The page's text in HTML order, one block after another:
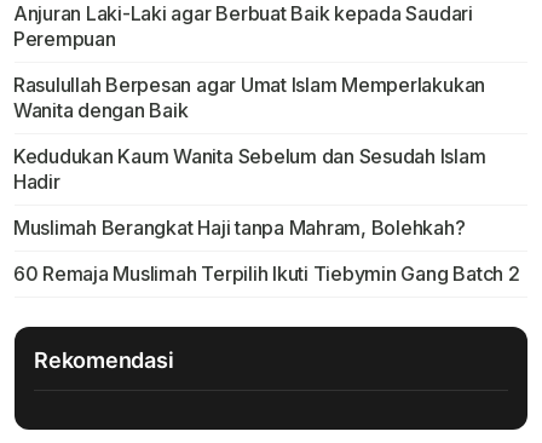
Anjuran Laki-Laki agar Berbuat Baik kepada Saudari
Perempuan
Rasulullah Berpesan agar Umat Islam Memperlakukan
Wanita dengan Baik
Kedudukan Kaum Wanita Sebelum dan Sesudah Islam
Hadir
Muslimah Berangkat Haji tanpa Mahram, Bolehkah?
60 Remaja Muslimah Terpilih Ikuti Tiebymin Gang Batch 2
Rekomendasi